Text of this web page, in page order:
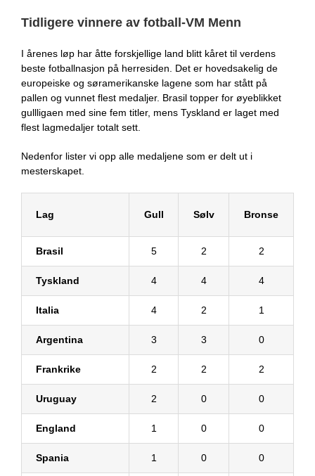
Tidligere vinnere av fotball-VM Menn
I årenes løp har åtte forskjellige land blitt kåret til verdens
beste fotballnasjon på herresiden. Det er hovedsakelig de
europeiske og søramerikanske lagene som har stått på
pallen og vunnet flest medaljer. Brasil topper for øyeblikket
gullligaen med sine fem titler, mens Tyskland er laget med
flest lagmedaljer totalt sett.
Nedenfor lister vi opp alle medaljene som er delt ut i
mesterskapet.
Lag Gull Sølv Bronse
Brasil 5 2 2
Tyskland 4 4 4
Italia 4 2 1
Argentina 3 3 0
Frankrike 2 2 2
Uruguay 2 0 0
England 1 0 0
Spania 1 0 0